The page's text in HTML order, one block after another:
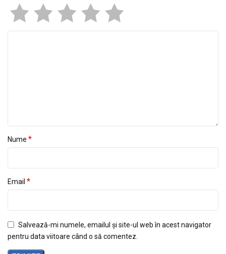
Nume *
Email *
Salvează-mi numele, emailul și site-ul web în acest navigator
pentru data viitoare când o să comentez.